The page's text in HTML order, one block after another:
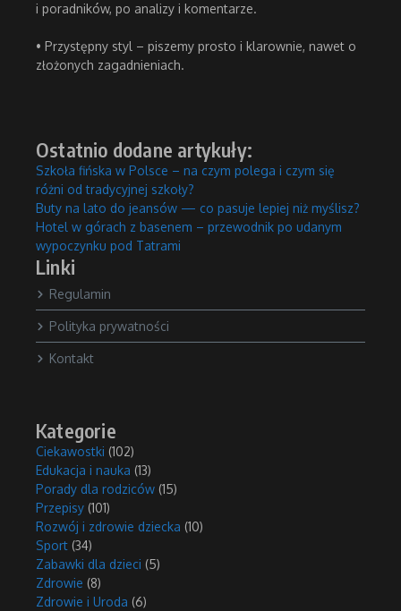
i poradników, po analizy i komentarze.
• Przystępny styl – piszemy prosto i klarownie, nawet o
złożonych zagadnieniach.
Ostatnio dodane artykuły:
Szkoła fińska w Polsce – na czym polega i czym się
różni od tradycyjnej szkoły?
Buty na lato do jeansów — co pasuje lepiej niż myślisz?
Hotel w górach z basenem – przewodnik po udanym
wypoczynku pod Tatrami
Linki
Regulamin
Polityka prywatności
Kontakt
Kategorie
Ciekawostki (102)
Edukacja i nauka (13)
Porady dla rodziców (15)
Przepisy (101)
Rozwój i zdrowie dziecka (10)
Sport (34)
Zabawki dla dzieci (5)
Zdrowie (8)
Zdrowie i Uroda (6)